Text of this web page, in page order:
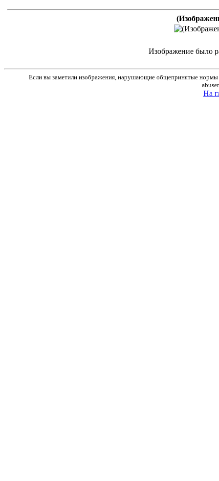
Изображение было
Если вы заметили изображения, нарушающие общепринятые нормы
На